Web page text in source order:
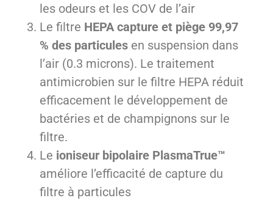
les odeurs et les COV de l’air
Le filtre HEPA capture et piège 99,97
% des particules en suspension dans
l’air (0.3 microns). Le traitement
antimicrobien sur le filtre HEPA réduit
efficacement le développement de
bactéries et de champignons sur le
filtre.
Le ioniseur bipolaire PlasmaTrue™
améliore l’efficacité de capture du
filtre à particules